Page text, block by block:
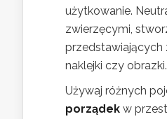
użytkowanie.
zwierzęcymi,
przedstawiających
naklejki czy obrazki.
Używaj różnych
porządek w